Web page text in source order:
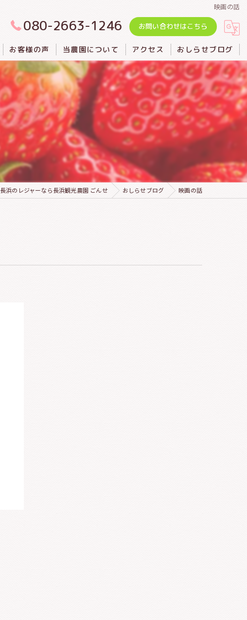
映画の話
080-2663-1246 お問い合わせはこちら
お客様の声 当農園について
バーベキュー
カフェ
観光
いちご摘み
アクセス おしらせブログ
長浜のレジャーなら長浜観光農園 ごんせ おしらせブログ 映画の話